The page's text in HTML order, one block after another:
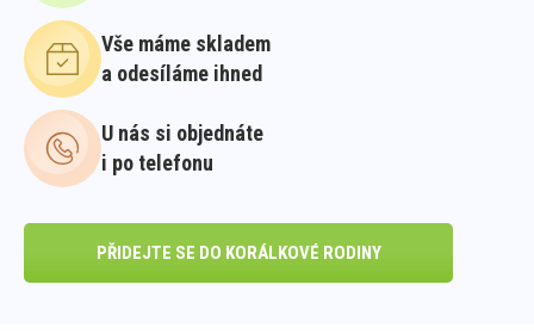
Vše máme skladem
a odesíláme ihned
U nás si objednáte
i po telefonu
PŘIDEJTE SE DO KORÁLKOVÉ RODINY